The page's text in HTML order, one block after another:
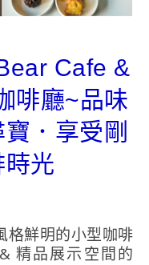
Cafe &
啡廳~品味
．享受剛
時光
精品展示空間的